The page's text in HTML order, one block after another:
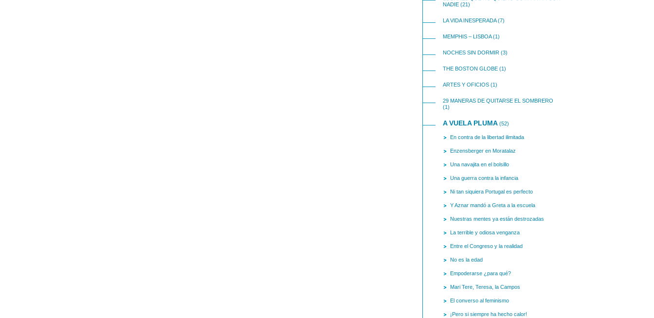
NADIE (21)
LA VIDA INESPERADA(7)
MEMPHIS – LISBOA(1)
NOCHES SIN DORMIR (3)
THE BOSTON GLOBE (1)
ARTES Y OFICIOS (1)
29 MANERAS DE QUITARSE EL SOMBRERO
(1)
A VUELA PLUMA (52)
En contra de la libertad ilimitada
Enzensberger en Moratalaz
Una navajita en el bolsillo
Una guerra contra la infancia
Ni tan siquiera Portugal es perfecto
Y Aznar mandó a Greta a la escuela
Nuestras mentes ya están destrozadas
La terrible y odiosa venganza
Entre el Congreso y la realidad
No es la edad
Empoderarse ¿para qué?
Mari Tere, Teresa, la Campos
El converso al feminismo
¡Pero si siempre ha hecho calor!